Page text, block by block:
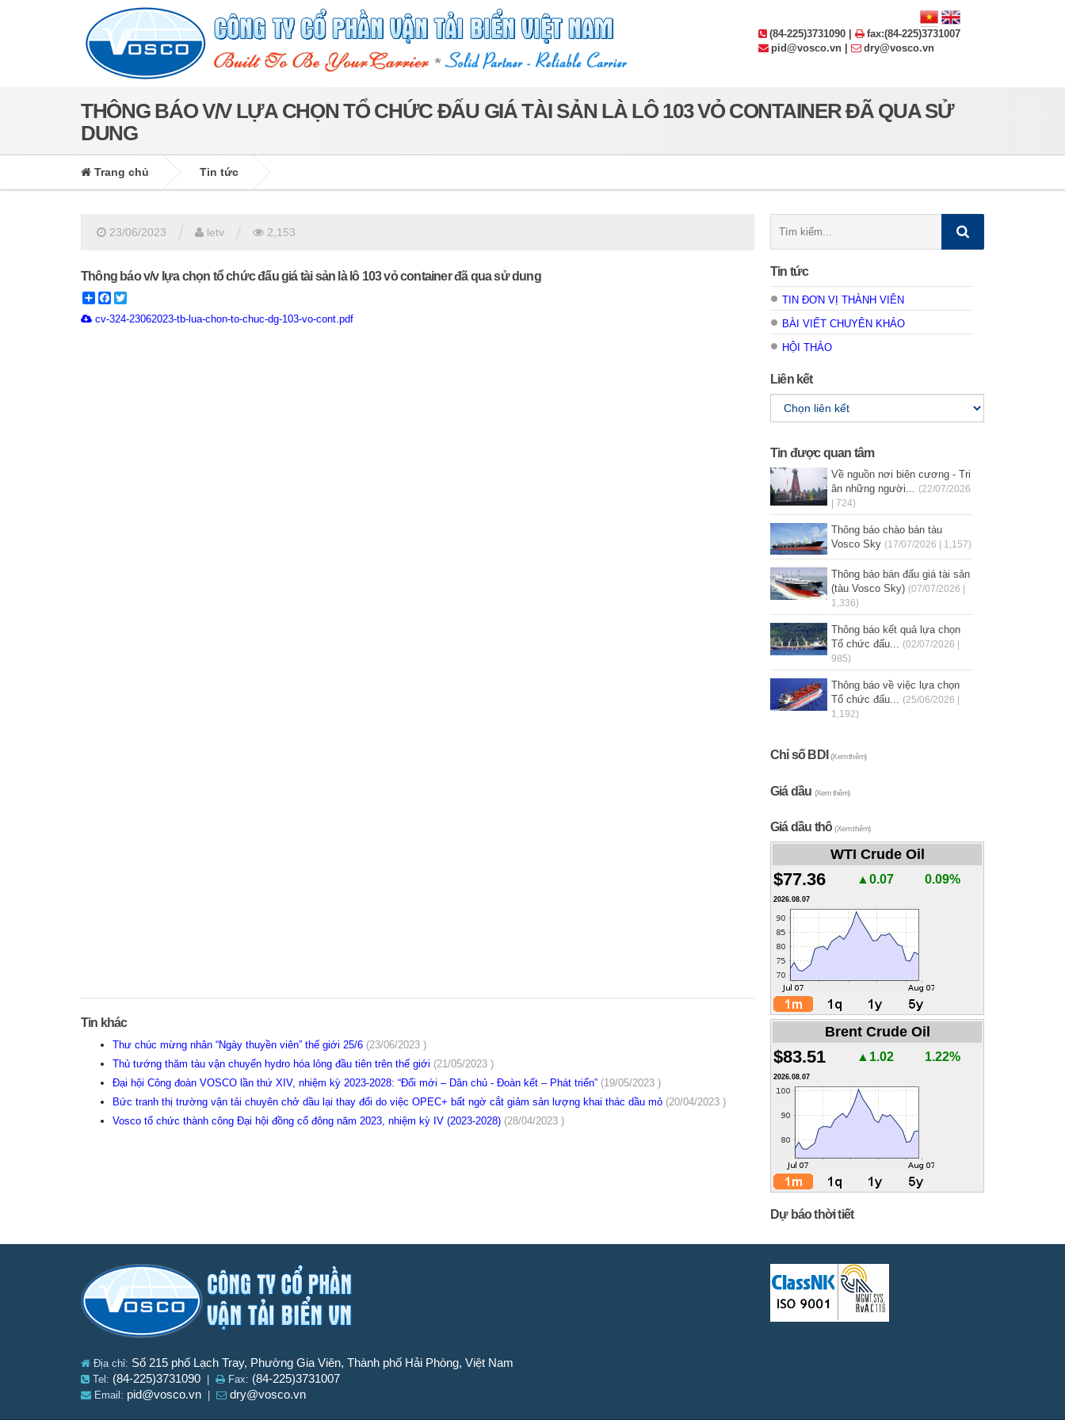
(84-225)3731090 |
fax:(84-225)3731007
pid@vosco.vn |
dry@vosco.vn
THÔNG BÁO V/V LỰA CHỌN TỔ CHỨC ĐẤU GIÁ TÀI SẢN LÀ LÔ 103 VỎ CONTAINER ĐÃ QUA SỬ
DUNG
Trang chủ Tin tức
23/06/2023 letv 2,153
Thông báo v/v lựa chọn tổ chức đấu giá tài sản là lô 103 vỏ container đã qua sử dung
ShareFacebook
cv-324-23062023-tb-lua-chon-to-chuc-dg-103-vo-cont.pdf
Tin khác
Thư chúc mừng nhân “Ngày thuyền viên” thế giới 25/6 (23/06/2023 )
Thủ tướng thăm tàu vận chuyển hydro hóa lỏng đầu tiên trên thế giới (21/05/2023 )
Đại hội Công đoàn VOSCO lần thứ XIV, nhiệm kỳ 2023-2028: “Đổi mới – Dân chủ - Đoàn kết – Phát triển” (19/05/2023 )
Bức tranh thị trường vận tải chuyên chở dầu lại thay đổi do việc OPEC+ bất ngờ cắt giảm sản lượng khai thác dầu mỏ (20/04/2023 )
Vosco tổ chức thành công Đại hội đồng cổ đông năm 2023, nhiệm kỳ IV (2023-2028) (28/04/2023 )
kiếm:
Tin tức
TIN ĐƠN VỊ THÀNH VIÊN
BÀI VIẾT CHUYÊN KHẢO
HỘI THẢO
Liên kết
Tin được quan tâm
Về nguồn nơi biên cương - Tri
ân những người... (22/07/2026
| 724)
Thông báo chào bán tàu
Vosco Sky (17/07/2026 | 1,157)
Thông báo bán đấu giá tài sản
(tàu Vosco Sky) (07/07/2026 |
1,336)
Thông báo kết quả lựa chọn
Tổ chức đấu... (02/07/2026 |
985)
Thông báo về việc lựa chọn
Tổ chức đấu... (25/06/2026 |
1,192)
Chỉ số BDI(Xem thêm)
Giá dầu (Xem thêm)
Giá dầu thô(Xem thêm)
WTI Crude Oil
$77.36 ▲0.07 0.09%
2026.08.07
Brent Crude Oil
$83.51 ▲1.02 1.22%
2026.08.07
Dự báo thời tiết
Địa chỉ: Số 215 phố Lạch Tray, Phường Gia Viên, Thành phố Hải Phòng, Việt Nam
Tel: (84-225)3731090 Fax: (84-225)3731007
Email: pid@vosco.vn dry@vosco.vn